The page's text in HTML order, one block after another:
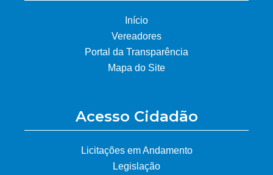
Início
Vereadores
Portal da Transparência
Mapa do Site
Acesso Cidadão
Licitações em Andamento
Legislação